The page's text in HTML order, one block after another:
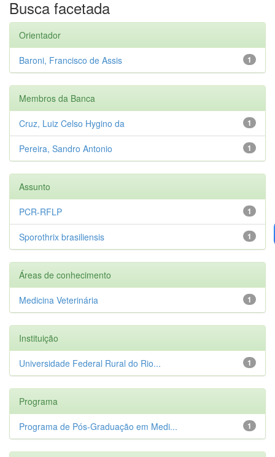
Busca facetada
Orientador
1
Baroni, Francisco de Assis
Membros da Banca
1
Cruz, Luiz Celso Hygino da
1
Pereira, Sandro Antonio
Assunto
1
PCR-RFLP
1
Sporothrix brasiliensis
Áreas de conhecimento
1
Medicina Veterinária
Instituição
1
Universidade Federal Rural do Rio...
Programa
1
Programa de Pós-Graduação em Medi...